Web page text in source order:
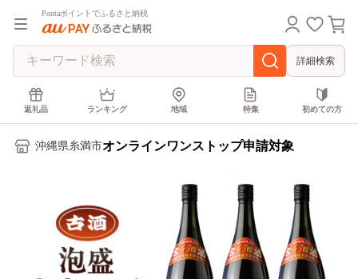
Pontaポイントでふるさと納税
詳細検索
返礼品 ランキング 地域 特集 初めての方
沖縄県糸満市オンラインワンストップ申請対象